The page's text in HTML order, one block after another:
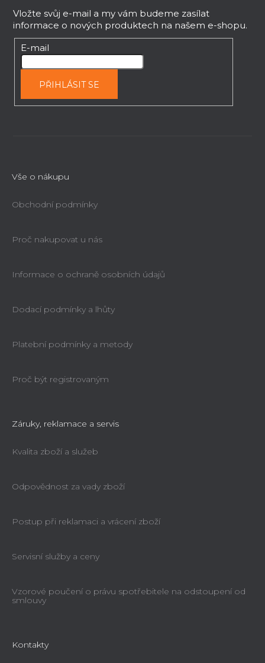
v
s
Vložte svůj e-mail a my vám budeme zasílat
informace o nových produktech na našem e-shopu.
E-mail
PŘIHLÁSIT SE
Vše o nákupu
Obchodní podmínky
Proč nakupovat u nás
Informace o ochraně osobních údajů
Dodací podmínky a lhůty
Platební podmínky a metody
Proč být registrovaným
Záruky, reklamace a servis
Kvalita zboží a služeb
Odpovědnost za vady zboží
Postup při reklamaci a vrácení zboží
Servisní služby a ceny
Vzorové poučení o právu spotřebitele na odstoupení od
smlouvy
Kontakty